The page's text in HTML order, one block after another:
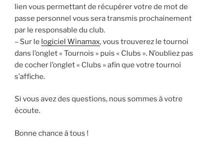
lien vous permettant de récupérer votre de mot de
passe personnel vous sera transmis prochainement
par le responsable du club.
– Sur le logiciel Winamax, vous trouverez le tournoi
dans l’onglet « Tournois » puis « Clubs ». N’oubliez pas
de cocher l’onglet « Clubs » afin que votre tournoi
s’affiche.
Si vous avez des questions, nous sommes à votre
écoute.
Bonne chance à tous !